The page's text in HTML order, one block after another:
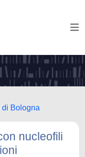
di Bologna
nucleofili